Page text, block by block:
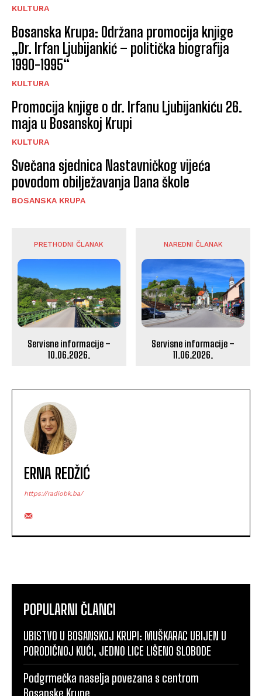
KULTURA
Bosanska Krupa: Održana promocija knjige
„Dr. Irfan Ljubijankić – politička biografija
1990-1995“
KULTURA
Promocija knjige o dr. Irfanu Ljubijankiću 26.
maja u Bosanskoj Krupi
KULTURA
Svečana sjednica Nastavničkog vijeća
povodom obilježavanja Dana škole
BOSANSKA KRUPA
PRETHODNI ČLANAK
Servisne informacije –
10.06.2026.
NAREDNI ČLANAK
Servisne informacije –
11.06.2026.
ERNA REDŽIĆ
https://radiobk.ba/
POPULARNI ČLANCI
UBISTVO U BOSANSKOJ KRUPI: MUŠKARAC UBIJEN U
PORODIČNOJ KUĆI, JEDNO LICE LIŠENO SLOBODE
Podgrmečka naselja povezana s centrom
Bosanske Krupe